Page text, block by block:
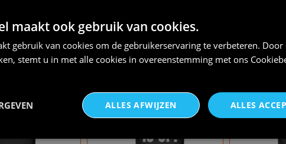
protest shirtje
shirtje
voorraad
Shirtje boze boer protest
demonstratie actie stikstof crisis
op voorraad
maakt ook gebruik van cookies.
gebruik van cookies om de gebruikerservaring te verbeteren. Door
stemt u in met alle cookies in overeenstemming met ons
ALLES
ALLES AFWIJZEN